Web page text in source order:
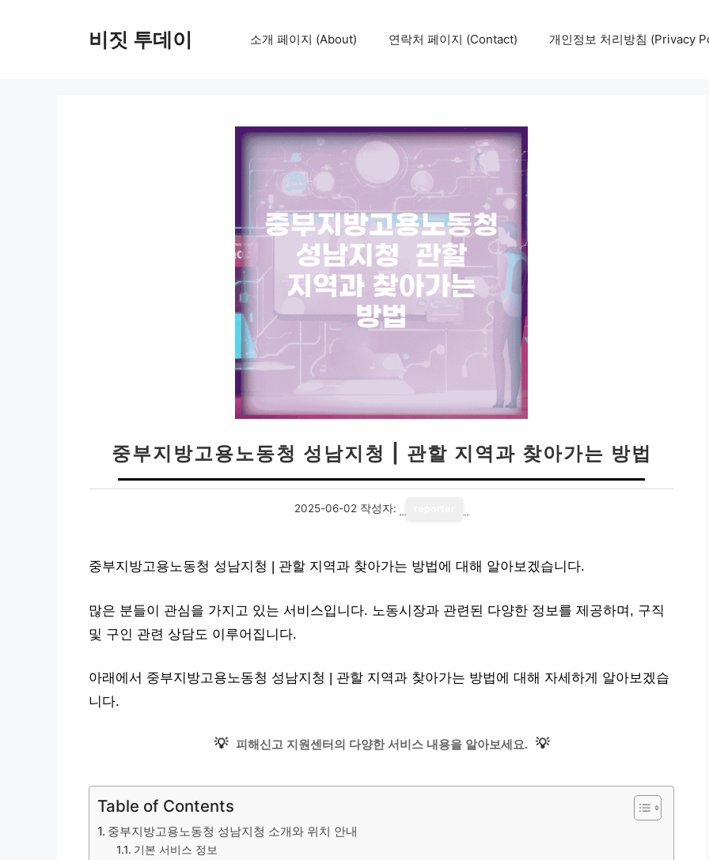
비짓 투데이 소개 페이지 (About) 연락처 페이지 (Contact) 개인정보 처리방침 (Privacy
중부지방고용노동청 성남지청 | 관할 지역과 찾아가는 방법
2025-06-02 작성자:
중부지방고용노동청 성남지청 | 관할 지역과 찾아가는 방법에 대해 알아보겠습니다.
많은 분들이 관심을 가지고 있는 서비스입니다. 노동시장과 관련된 다양한 정보를 제공하며, 구직
및 구인 관련 상담도 이루어집니다.
아래에서 중부지방고용노동청 성남지청 | 관할 지역과 찾아가는 방법에 대해 자세하게 알아보겠습
니다.
💡 피해신고 지원센터의 다양한 서비스 내용을 알아보세요. 💡
Table of Contents
중부지방고용노동청 성남지청 소개와 위치 안내
기본 서비스 정보